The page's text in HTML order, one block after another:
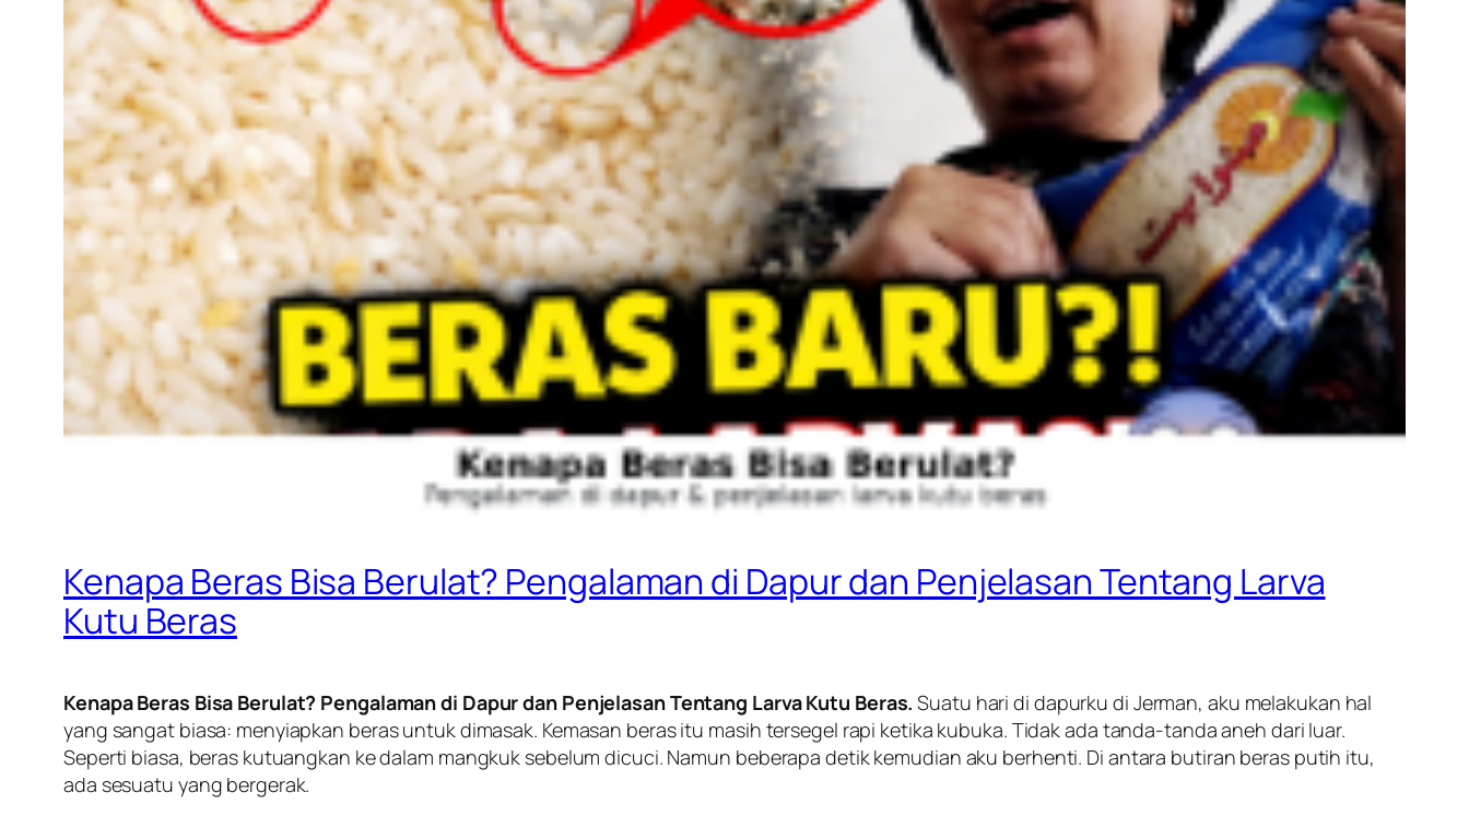
Kenapa Beras Bisa Berulat? Pengalaman di Dapur dan Penjelasan Tentang Larva
Kutu Beras
Kenapa Beras Bisa Berulat? Pengalaman di Dapur dan Penjelasan Tentang Larva Kutu Beras.Suatu hari di dapurku di Jerman, aku melakukan hal
yang sangat biasa: menyiapkan beras untuk dimasak. Kemasan beras itu masih tersegel rapi ketika kubuka. Tidak ada tanda-tanda aneh dari luar.
Seperti biasa, beras kutuangkan ke dalam mangkuk sebelum dicuci. Namun beberapa detik kemudian aku berhenti. Di antara butiran beras putih itu,
ada sesuatu yang bergerak.